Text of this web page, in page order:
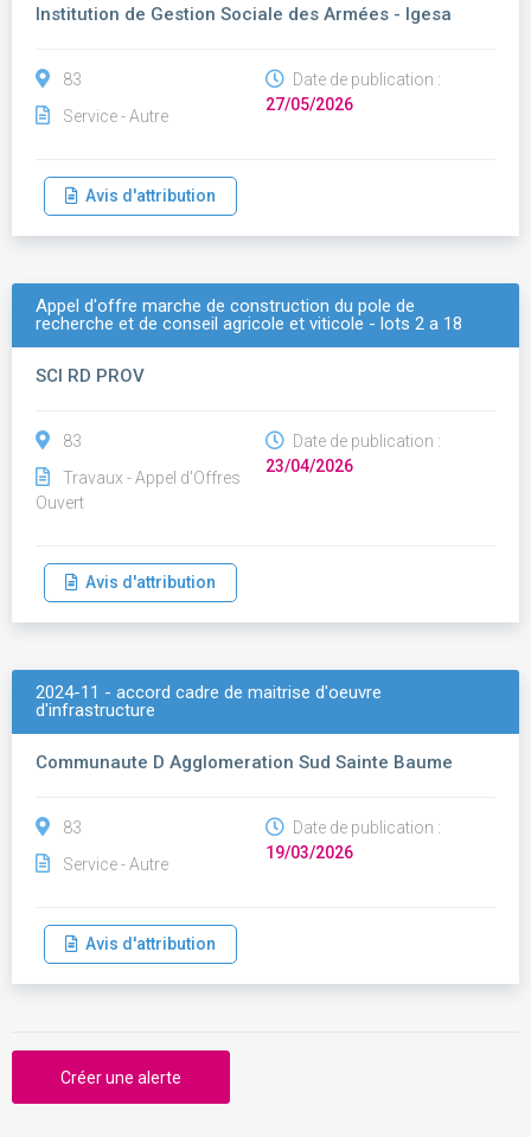
Institution de Gestion Sociale des Armées - Igesa
83
Service - Autre
Date de publication :
27/05/2026
Avis d'attribution
Appel d'offre marche de construction du pole de
recherche et de conseil agricole et viticole - lots 2 a 18
SCI RD PROV
83
Travaux - Appel d'Offres
Ouvert
Date de publication :
23/04/2026
Avis d'attribution
2024-11 - accord cadre de maitrise d'oeuvre
d'infrastructure
Communaute D Agglomeration Sud Sainte Baume
83
Service - Autre
Date de publication :
19/03/2026
Avis d'attribution
Créer une alerte